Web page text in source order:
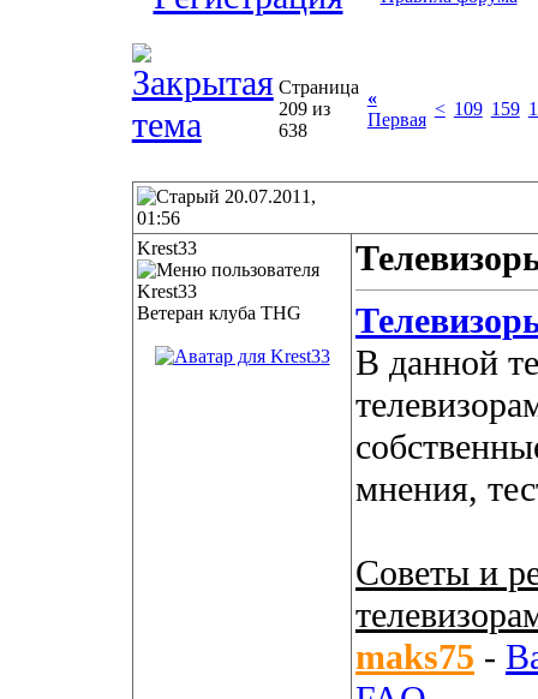
Страница
209 из
638
«
Первая
< 109 159
20.07.2011,
01:56
Krest33
Ветеран клуба THG
В данной
мнения,
Советы и
maks75 -